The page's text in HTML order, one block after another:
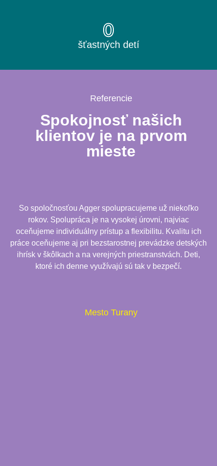
šťastných detí
0
Referencie
Spokojnosť našich
klientov je na prvom
mieste
So spoločnosťou Agger spolupracujeme už niekoľko
rokov. Spolupráca je na vysokej úrovni, najviac
oceňujeme individuálny prístup a flexibilitu. Kvalitu ich
práce oceňujeme aj pri bezstarostnej prevádzke detských
ihrísk v škôlkach a na verejných priestranstvách. Deti,
ktoré ich denne využívajú sú tak v bezpečí.
Mesto Turany